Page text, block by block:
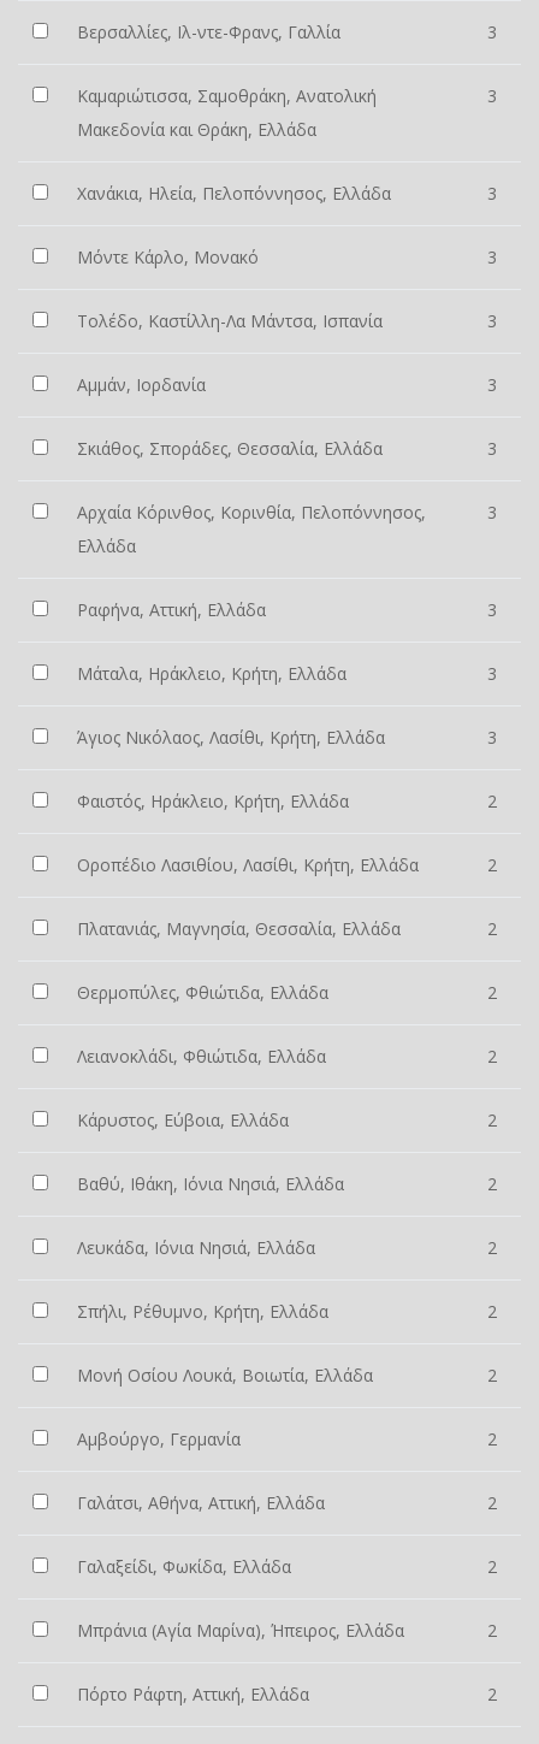
Βερσαλλίες, Ιλ-ντε-Φρανς, Γαλλία 3
Καμαριώτισσα, Σαμοθράκη, Ανατολική
Μακεδονία και Θράκη, Ελλάδα
3
Χανάκια, Ηλεία, Πελοπόννησος, Ελλάδα 3
Μόντε Κάρλο, Μονακό 3
Τολέδο, Καστίλλη-Λα Μάντσα, Ισπανία 3
Αμμάν, Ιορδανία 3
Σκιάθος, Σποράδες, Θεσσαλία, Ελλάδα 3
Αρχαία Κόρινθος, Κορινθία, Πελοπόννησος,
Ελλάδα
3
Ραφήνα, Αττική, Ελλάδα 3
Μάταλα, Ηράκλειο, Κρήτη, Ελλάδα 3
Άγιος Νικόλαος, Λασίθι, Κρήτη, Ελλάδα 3
Φαιστός, Ηράκλειο, Κρήτη, Ελλάδα 2
Οροπέδιο Λασιθίου, Λασίθι, Κρήτη, Ελλάδα 2
Πλατανιάς, Μαγνησία, Θεσσαλία, Ελλάδα 2
Θερμοπύλες, Φθιώτιδα, Ελλάδα 2
Λειανοκλάδι, Φθιώτιδα, Ελλάδα 2
Κάρυστος, Εύβοια, Ελλάδα 2
Βαθύ, Ιθάκη, Ιόνια Νησιά, Ελλάδα 2
Λευκάδα, Ιόνια Νησιά, Ελλάδα 2
Σπήλι, Ρέθυμνο, Κρήτη, Ελλάδα 2
Μονή Οσίου Λουκά, Βοιωτία, Ελλάδα 2
Αμβούργο, Γερμανία 2
Γαλάτσι, Αθήνα, Αττική, Ελλάδα 2
Γαλαξείδι, Φωκίδα, Ελλάδα 2
Μπράνια (Αγία Μαρίνα), Ήπειρος, Ελλάδα 2
Πόρτο Ράφτη, Αττική, Ελλάδα 2